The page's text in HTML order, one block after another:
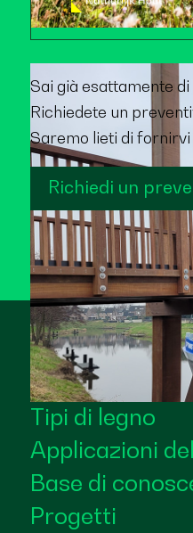
Sai già esattamente
Richiedete un
Saremo lieti di fornirvi
Richiedi un
Tipi di legno
Applicazioni
Base di
Progetti